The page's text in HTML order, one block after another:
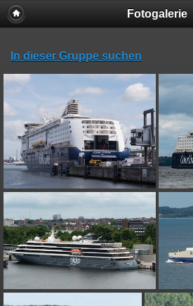
Fotogalerie
In dieser Gruppe suchen